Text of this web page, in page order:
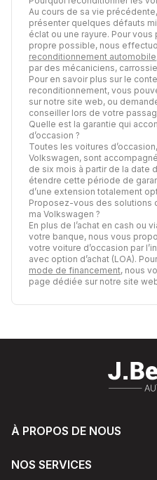
Au cours de sa vie
présenter quelques défauts
éclat ou une rayure. Pour
propre possible, nous
reconditionnement automobile
par des mécaniciens,
Pour en savoir plus sur le
reconditionnement, vous
sur notre site web, ou
conseiller lors de votre
Quelle est la garantie qui
d’occasion ?
Toutes les voitures
Volkswagen, sont
de six mois à partir de la date
étendre cette période de
d’une extension totalement
Proposez-vous des solutions
ma Volkswagen ?
En plus de l’achat en cash ou
votre banque, nous vous
votre voiture d’occasion par
avec option d’achat (LOA).
mode de financement, nous
page dédiée sur notre site
À PROPOS DE NOUS
NOS SERVICES